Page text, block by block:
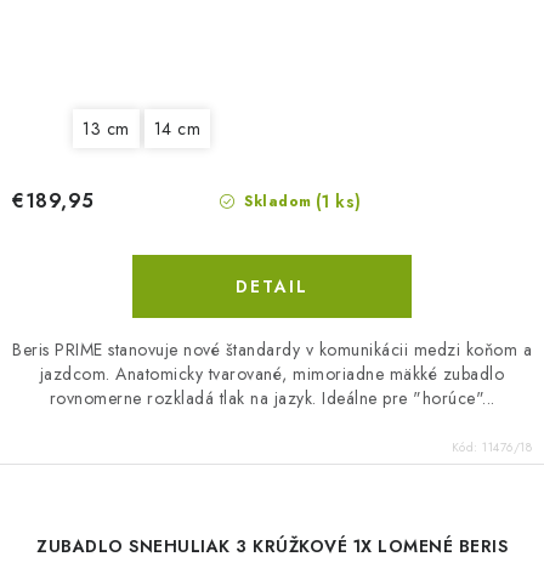
13 cm 14 cm
Skladom (1 ks)
€189,95
DETAIL
Beris PRIME stanovuje nové štandardy v komunikácii medzi koňom a
jazdcom. Anatomicky tvarované, mimoriadne mäkké zubadlo
rovnomerne rozkladá tlak na jazyk. Ideálne pre "horúce"...
Kód: 11476/18
ZUBADLO SNEHULIAK 3 KRÚŽKOVÉ 1X LOMENÉ BERIS